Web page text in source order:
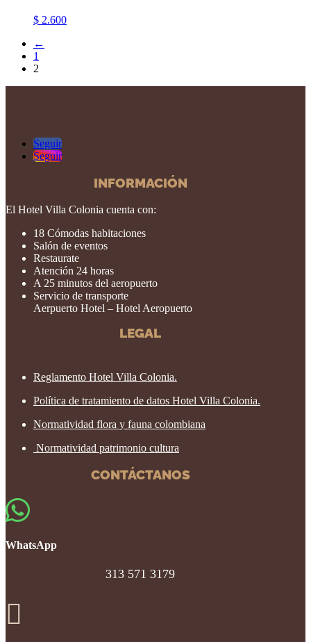
$ 2.600
←
1
2
Seguir
Seguir
INFORMACIÓN
El Hotel Villa Colonia cuenta con:
18 Cómodas habitaciones
Salón de eventos
Restaurate
Atención 24 horas
A 25 minutos del aeropuerto
Servicio de transporte
Aerpuerto Hotel – Hotel Aeropuerto
LEGAL
Reglamento Hotel Villa Colonia.
Política de tratamiento de datos Hotel Villa Colonia.
Normatividad flora y fauna colombiana
Normatividad patrimonio cultura
CONTÁCTANOS

WhatsApp
313 571 3179
